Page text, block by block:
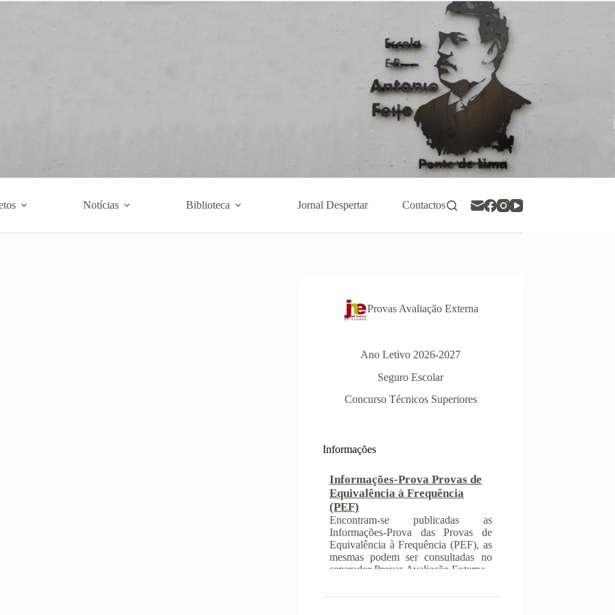
Notícias Biblioteca Jornal Despertar Contactos
Provas Avaliação Externa
Ano Letivo 2026-2027
Seguro Escolar
Concurso Técnicos Superiores
Informações
Informações-Prova Provas de
Equivalência à Frequência
(PEF)
Encontram-se publicadas as
Informações-Prova das Provas de
Equivalência à Frequência (PEF), as
mesmas podem ser consultadas no
separador Provas Avaliação Externa.